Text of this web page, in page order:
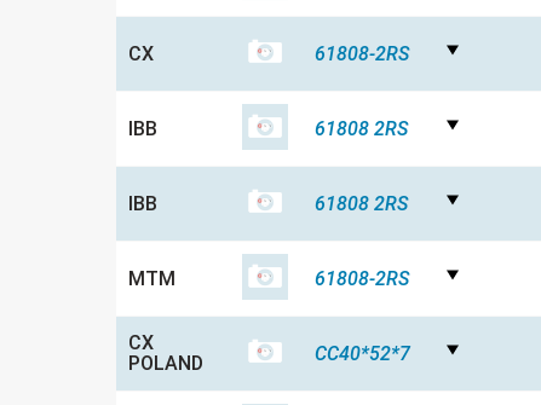
CX 61808-2RS
IBB 61808 2RS
IBB 61808 2RS
MTM 61808-2RS
CX
POLAND
CC40*52*7